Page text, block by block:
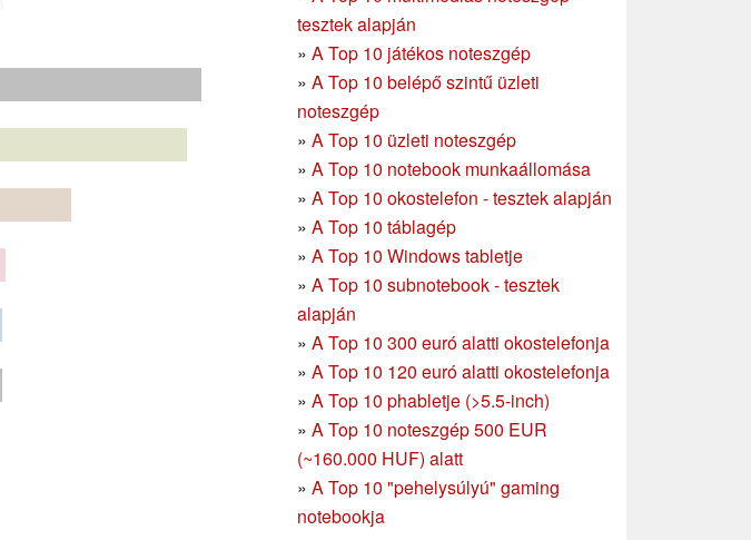
tesztek alapján
» A Top 10 játékos noteszgép
» A Top 10 belépő szintű üzleti
noteszgép
» A Top 10 üzleti noteszgép
» A Top 10 notebook munkaállomása
» A Top 10 okostelefon - tesztek alapján
» A Top 10 táblagép
» A Top 10 Windows tabletje
» A Top 10 subnotebook - tesztek
alapján
» A Top 10 300 euró alatti okostelefonja
» A Top 10 120 euró alatti okostelefonja
» A Top 10 phabletje (>5.5-inch)
» A Top 10 noteszgép 500 EUR
(~160.000 HUF) alatt
» A Top 10 "pehelysúlyú" gaming
notebookja